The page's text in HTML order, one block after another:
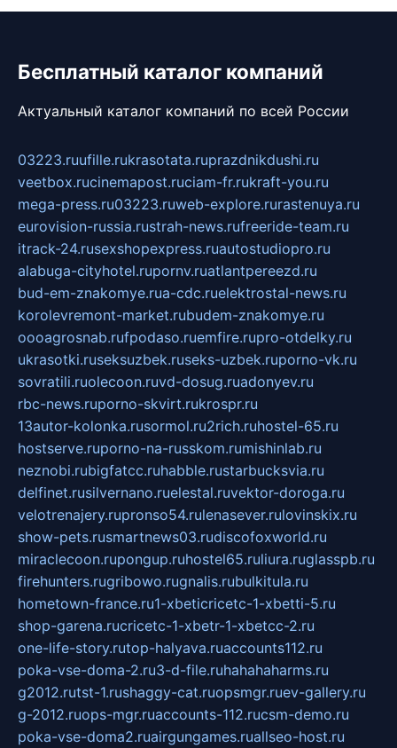
Бесплатный каталог компаний
Актуальный каталог компаний по всей России
03223.ruufille.rukrasotata.ruprazdnikdushi.ru
veetbox.rucinemapost.ruciam-fr.rukraft-you.ru
mega-press.ru03223.ruweb-explore.rurastenuya.ru
eurovision-russia.rustrah-news.rufreeride-team.ru
itrack-24.rusexshopexpress.ruautostudiopro.ru
alabuga-cityhotel.rupornv.ruatlantpereezd.ru
bud-em-znakomye.rua-cdc.ruelektrostal-news.ru
korolevremont-market.rubudem-znakomye.ru
oooagrosnab.rufpodaso.ruemfire.rupro-otdelky.ru
ukrasotki.ruseksuzbek.ruseks-uzbek.ruporno-vk.ru
sovratili.ruolecoon.ruvd-dosug.ruadonyev.ru
rbc-news.ruporno-skvirt.rukrospr.ru
13autor-kolonka.rusormol.ru2rich.ruhostel-65.ru
hostserve.ruporno-na-russkom.rumishinlab.ru
neznobi.rubigfatcc.ruhabble.rustarbucksvia.ru
delfinet.rusilvernano.ruelestal.ruvektor-doroga.ru
velotrenajery.rupronso54.rulenasever.rulovinskix.ru
show-pets.rusmartnews03.rudiscofoxworld.ru
miraclecoon.rupongup.ruhostel65.ruliura.ruglasspb.ru
firehunters.rugribowo.rugnalis.rubulkitula.ru
hometown-france.ru1-xbeticricetc-1-xbetti-5.ru
shop-garena.rucricetc-1-xbetr-1-xbetcc-2.ru
one-life-story.rutop-halyava.ruaccounts112.ru
poka-vse-doma-2.ru3-d-file.ruhahahaharms.ru
g2012.rutst-1.rushaggy-cat.ruopsmgr.ruev-gallery.ru
g-2012.ruops-mgr.ruaccounts-112.rucsm-demo.ru
poka-vse-doma2.ruairgungames.ruallseo-host.ru